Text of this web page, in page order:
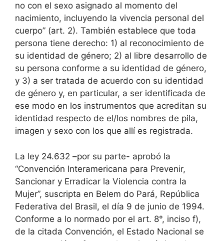
no con el sexo asignado al momento del
nacimiento, incluyendo la vivencia personal del
cuerpo” (art. 2). También establece que toda
persona tiene derecho: 1) al reconocimiento de
su identidad de género; 2) al libre desarrollo de
su persona conforme a su identidad de género,
y 3) a ser tratada de acuerdo con su identidad
de género y, en particular, a ser identificada de
ese modo en los instrumentos que acreditan su
identidad respecto de el/los nombres de pila,
imagen y sexo con los que allí es registrada.
La ley 24.632 –por su parte- aprobó la
“Convención Interamericana para Prevenir,
Sancionar y Erradicar la Violencia contra la
Mujer”, suscripta en Belem do Pará, República
Federativa del Brasil, el día 9 de junio de 1994.
Conforme a lo normado por el art. 8°, inciso f),
de la citada Convención, el Estado Nacional se